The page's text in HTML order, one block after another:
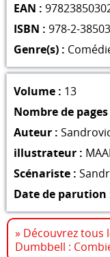
EAN :
ISBN : 978-2-
Genre(s) :
Volume : 13
Nombre de pages
Auteur :
illustrateur :
Scénariste :
Date de parution
» Découvrez tous
Dumbbell :